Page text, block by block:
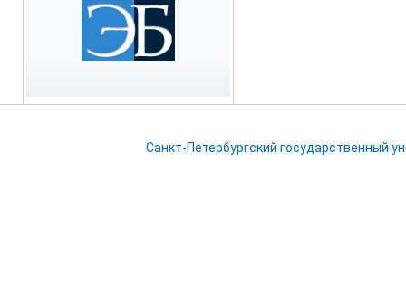
Санкт-Петербургский государственный